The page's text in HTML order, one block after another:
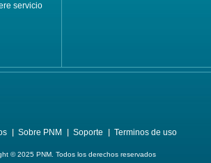
servicio
Sobre PNM Soporte Terminos de uso
© 2025 PNM. Todos los derechos reservados